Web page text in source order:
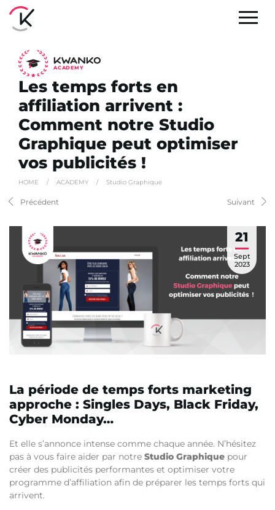
ACADEMY
Les temps forts en
affiliation arrivent :
Comment notre Studio
Graphique peut optimiser
vos publicités !
HOME / ACADEMY / Studio Graphique
Précédent Suivant
21
Sept
2023
La période de temps forts marketing
approche : Singles Days, Black Friday,
Cyber Monday…
Et elle s’annonce intense comme chaque année. N’hésitez
pas à vous faire aider par notre Studio Graphique pour
créer des publicités performantes et optimiser votre
programme d’affiliation afin de préparer les temps forts qui
arrivent.